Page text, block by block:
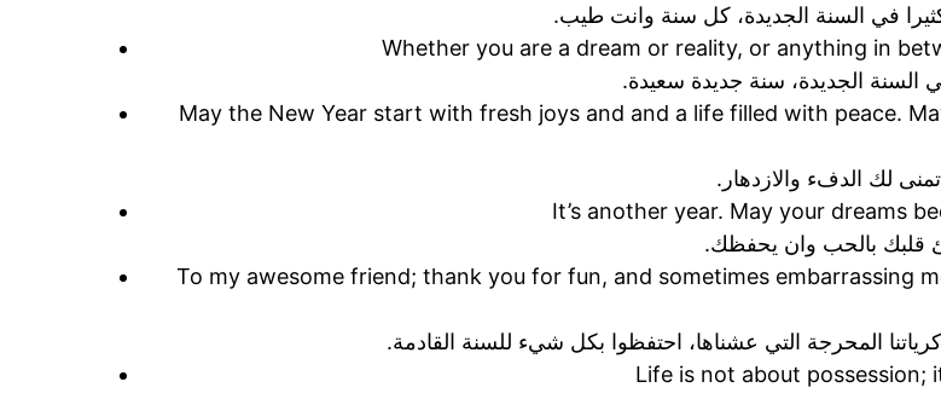
في السنة الجديدة، كل سنة وانت طيب.
Whether you are a dream or reality, or anything in
الجديدة، سنة جديدة سعيدة.
May the New Year start with fresh joys and and a life filled with peace.
لك الدفء والازدهار.
It’s another year. May your dreams
قلبك بالحب وان يحفظك.
To my awesome friend; thank you for fun, and sometimes embarrassing
المحرجة التي عشناها، احتفظوا بكل شيء للسنة القادمة.
Life is not about possession;